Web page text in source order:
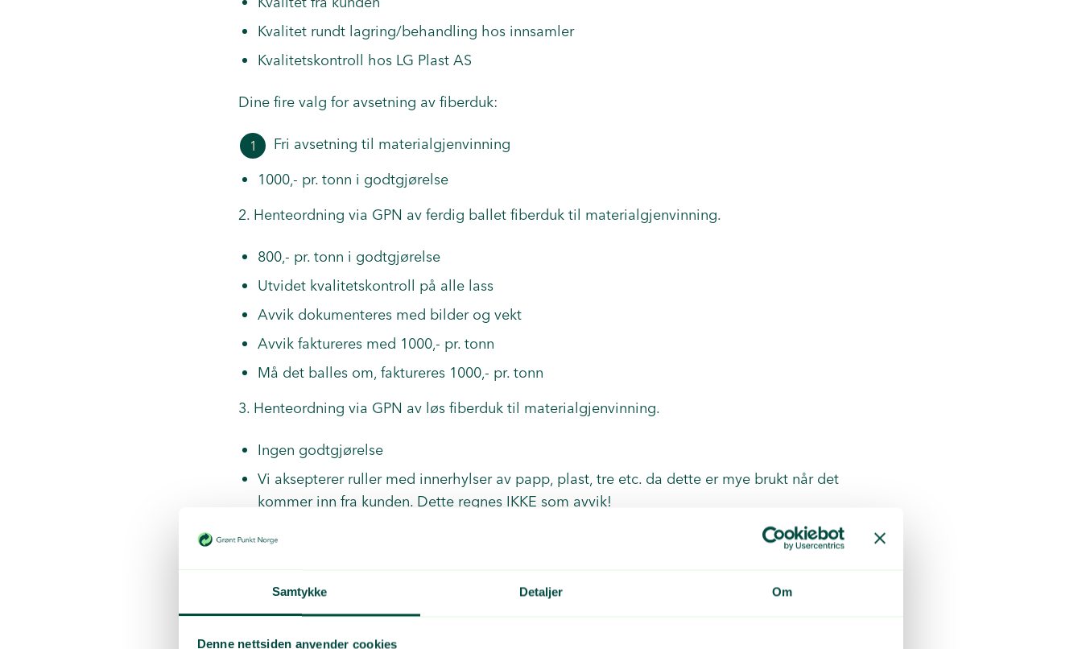
Samtykke Detaljer Om
Denne nettsiden anvender cookies
Kvalitet rundt lagring/behandling hos innsamler
Kvalitetskontroll hos LG Plast AS
Dine fire valg for avsetning av fiberduk:
Fri avsetning til materialgjenvinning
1000,- pr. tonn i godtgjørelse
2. Henteordning via GPN av ferdig ballet fiberduk til materialgjenvinning.
800,- pr. tonn i godtgjørelse
Utvidet kvalitetskontroll på alle lass
Avvik dokumenteres med bilder og vekt
Avvik faktureres med 1000,- pr. tonn
Må det balles om, faktureres 1000,- pr. tonn
3. Henteordning via GPN av løs fiberduk til materialgjenvinning.
Ingen godtgjørelse
Vi aksepterer ruller med innerhylser av papp, plast, tre etc. da dette er mye brukt når det
kommer inn fra kunden. Dette regnes IKKE som avvik!
Avvik faktureres med 1000,- pr. tonn